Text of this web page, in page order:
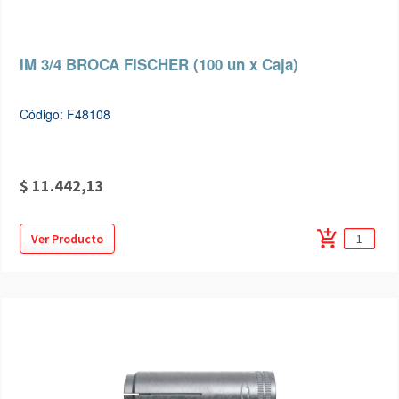
IM 3/4 BROCA FISCHER (100 un x Caja)
Código: F48108
$ 11.442,13
Ver Producto add_shopping_cart